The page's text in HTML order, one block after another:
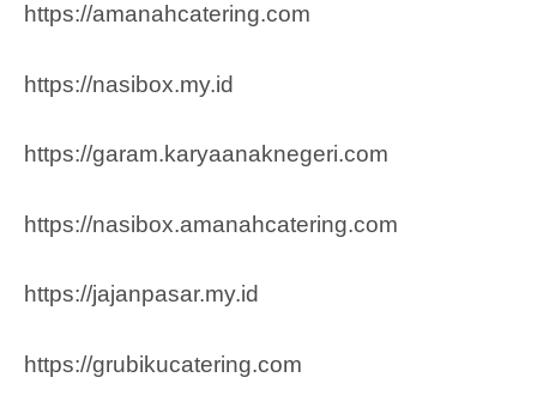
https://amanahcatering.com
https://nasibox.my.id
https://garam.karyaanaknegeri.com
https://nasibox.amanahcatering.com
https://jajanpasar.my.id
https://grubikucatering.com